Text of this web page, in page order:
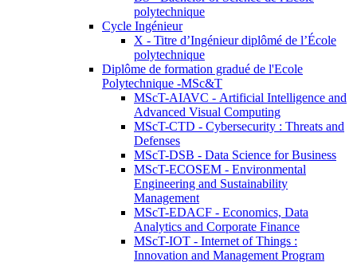
polytechnique
Cycle Ingénieur
X - Titre d’Ingénieur diplômé de l’École
polytechnique
Diplôme de formation gradué de l'Ecole
Polytechnique -MSc&T
MScT-AIAVC - Artificial Intelligence and
Advanced Visual Computing
MScT-CTD - Cybersecurity : Threats and
Defenses
MScT-DSB - Data Science for Business
MScT-ECOSEM - Environmental
Engineering and Sustainability
Management
MScT-EDACF - Economics, Data
Analytics and Corporate Finance
MScT-IOT - Internet of Things :
Innovation and Management Program